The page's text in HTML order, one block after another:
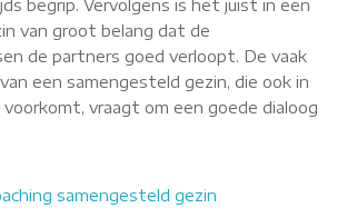
begrip. Vervolgens is het juist in een
van groot belang dat de
de partners goed verloopt. De vaak
een samengesteld gezin, die ook in
vraagt om een goede dialoog
samengesteld gezin